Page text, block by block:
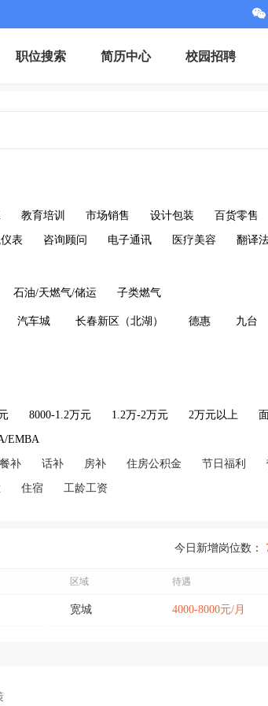
职位搜索 简历中心 校园招聘
教育培训 市场销售 设计包装 百货零售
表 咨询顾问 电子通讯 医疗美容 翻译
石油/天燃气/储运 子类燃气
汽车城 长春新区（北湖） 德惠 九台
8000-1.2万元 1.2万-2万元 2万元以上
EMBA
餐补 话补 房补 住房公积金 节日福利
住宿 工龄工资
今日新增岗位数：
区域 待遇
宽城 4000-8000元/月